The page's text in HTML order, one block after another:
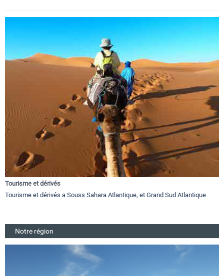
Tourisme et dérivés
Tourisme et dérivés a Souss Sahara Atlantique, et Grand Sud Atlantique
Notre région